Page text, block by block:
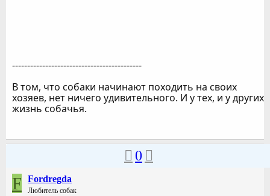
-------------------------------------------
В том, что собаки начинают походить на своих
хозяев, нет ничего удивительного. И у тех, и у других
жизнь собачья.
0
F Fordregda
Любитель собак